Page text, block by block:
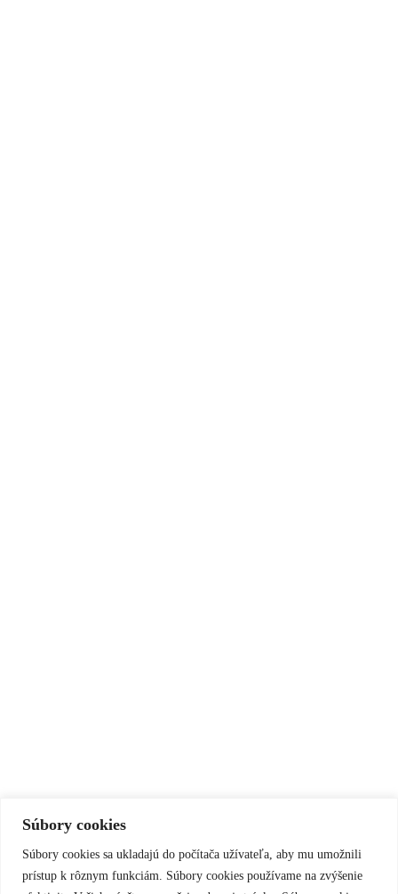
Súbory cookies
Súbory cookies sa ukladajú do počítača užívateľa, aby mu umožnili
prístup k rôznym funkciám. Súbory cookies používame na zvýšenie